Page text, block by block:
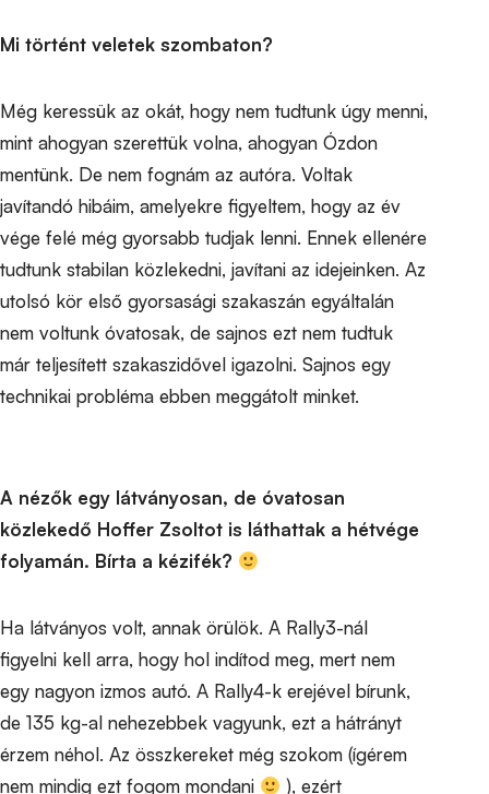
Mi történt veletek szombaton?
Még keressük az okát, hogy nem tudtunk úgy menni,
mint ahogyan szerettük volna, ahogyan Ózdon
mentünk. De nem fognám az autóra. Voltak
javítandó hibáim, amelyekre figyeltem, hogy az év
vége felé még gyorsabb tudjak lenni. Ennek ellenére
tudtunk stabilan közlekedni, javítani az idejeinken. Az
utolsó kör első gyorsasági szakaszán egyáltalán
nem voltunk óvatosak, de sajnos ezt nem tudtuk
már teljesített szakaszidővel igazolni. Sajnos egy
technikai probléma ebben meggátolt minket.
A nézők egy látványosan, de óvatosan
közlekedő Hoffer Zsoltot is láthattak a hétvége
folyamán. Bírta a kézifék?
Ha látványos volt, annak örülök. A Rally3-nál
figyelni kell arra, hogy hol indítod meg, mert nem
egy nagyon izmos autó. A Rally4-k erejével bírunk,
de 135 kg-al nehezebbek vagyunk, ezt a hátrányt
érzem néhol. Az összkereket még szokom (ígérem
nem mindig ezt fogom mondani
), ezért